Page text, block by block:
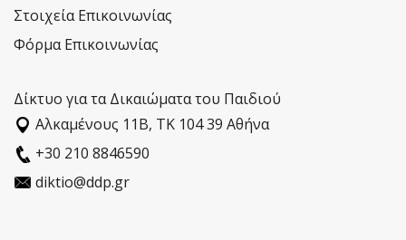
Στοιχεία Επικοινωνίας
Φόρμα Επικοινωνίας
Δίκτυο για τα Δικαιώματα του Παιδιού
Αλκαµένους 11Β, ΤΚ 104 39 Αθήνα
+30 210 8846590
diktio@ddp.gr